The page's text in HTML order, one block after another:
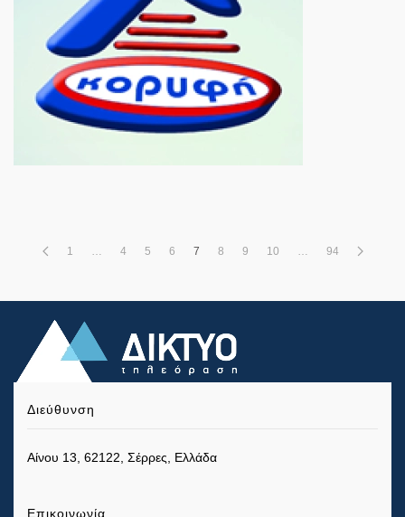
1 4 5 6 7 8 9 10 94
Διεύθυνση
Αίνου 13, 62122, Σέρρες, Ελλάδα
Επικοινωνία